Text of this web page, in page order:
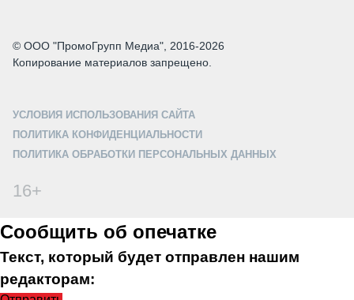
© ООО "ПромоГрупп Медиа", 2016-2026
Копирование материалов запрещено.
УСЛОВИЯ ИСПОЛЬЗОВАНИЯ САЙТА
ПОЛИТИКА КОНФИДЕНЦИАЛЬНОСТИ
ПОЛИТИКА ОБРАБОТКИ ПЕРСОНАЛЬНЫХ ДАННЫХ
16+
Сообщить об опечатке
Текст, который будет отправлен нашим
редакторам: